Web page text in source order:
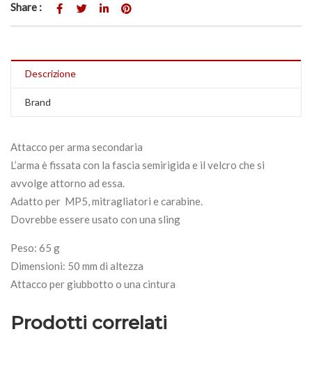
Share :
Descrizione
Brand
Attacco per arma secondaria
L’arma è fissata con la fascia semirigida e il velcro che si
avvolge attorno ad essa.
Adatto per MP5, mitragliatori e carabine.
Dovrebbe essere usato con una sling
Peso: 65 g
Dimensioni: 50 mm di altezza
Attacco per giubbotto o una cintura
Prodotti correlati